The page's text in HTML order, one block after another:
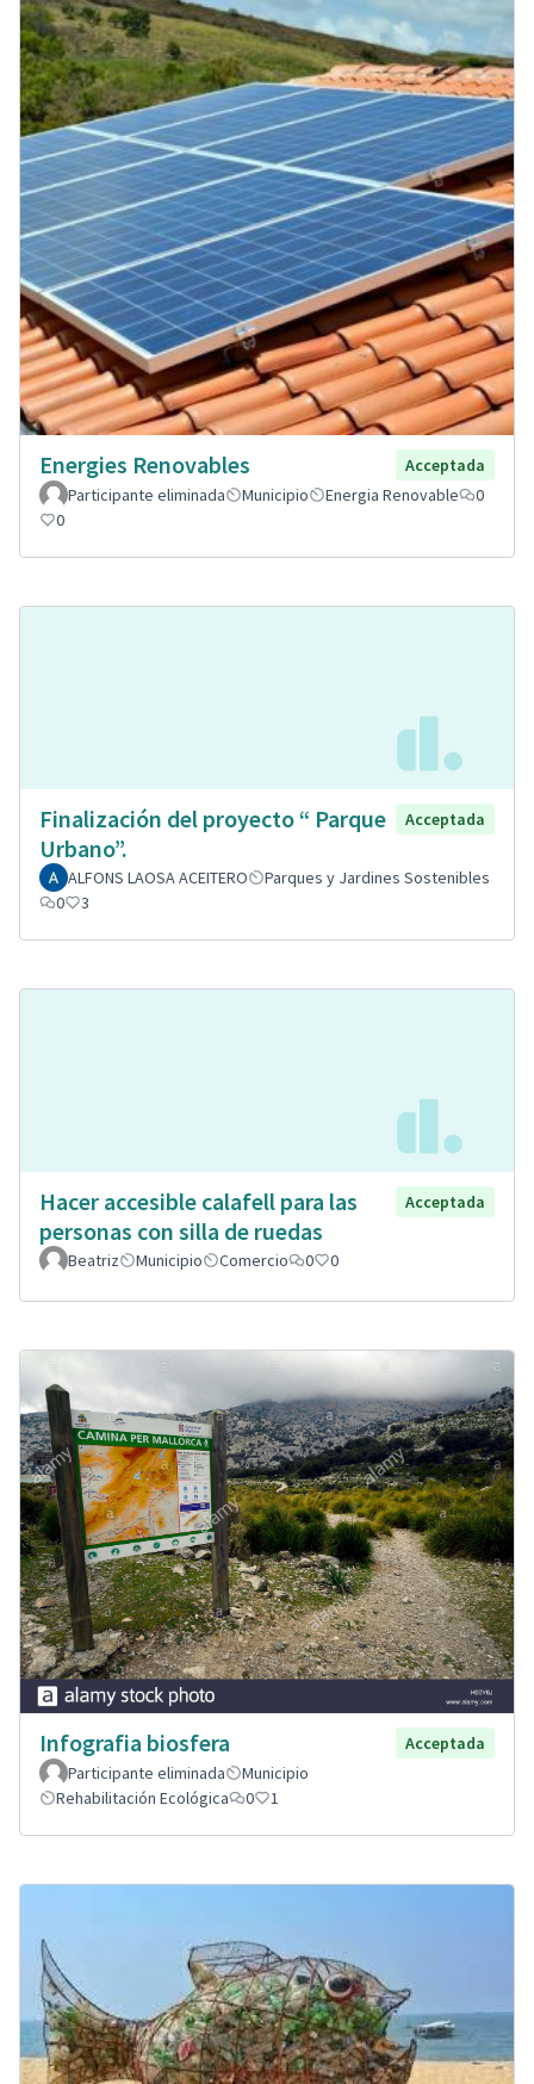
Energies Renovables
Acceptada
Participante eliminada
Municipio Energia Renovable
0
0
Finalización del proyecto “ Parque
Urbano”.
Acceptada
ALFONS LAOSA ACEITERO
Parques y Jardines Sostenibles
0
3
Hacer accesible calafell para las
personas con silla de ruedas
Acceptada
Beatriz Municipio Comercio 0 0
Infografia biosfera
Acceptada
Participante eliminada
Municipio
Rehabilitación Ecológica
0 1